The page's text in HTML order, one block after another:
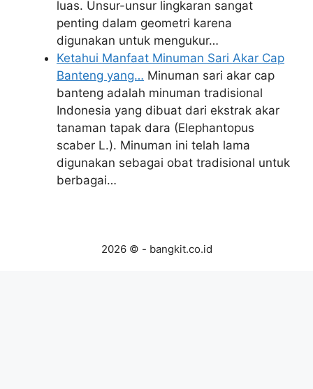
luas. Unsur-unsur lingkaran sangat
penting dalam geometri karena
digunakan untuk mengukur…
Ketahui Manfaat Minuman Sari Akar Cap
Banteng yang… Minuman sari akar cap
banteng adalah minuman tradisional
Indonesia yang dibuat dari ekstrak akar
tanaman tapak dara (Elephantopus
scaber L.). Minuman ini telah lama
digunakan sebagai obat tradisional untuk
berbagai…
2026 © - bangkit.co.id